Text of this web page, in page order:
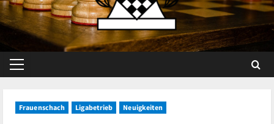
Primary
Frauenschach Ligabetrieb Neuigkeiten